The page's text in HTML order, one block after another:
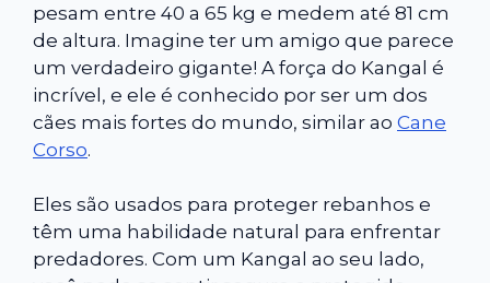
pesam entre 40 a 65 kg e medem até 81 cm
de altura. Imagine ter um amigo que parece
um verdadeiro gigante! A força do Kangal é
incrível, e ele é conhecido por ser um dos
cães mais fortes do mundo, similar ao Cane
Corso.
Eles são usados para proteger rebanhos e
têm uma habilidade natural para enfrentar
predadores. Com um Kangal ao seu lado,